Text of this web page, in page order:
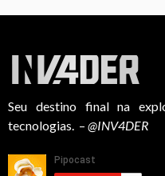
Seu destino final na
tecnologias. – @INV4DER